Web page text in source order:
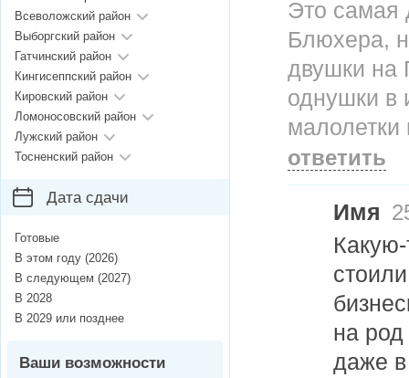
Это самая
Блюхера,
двушки на
однушки в
малолетки
ответить
Имя
на род
даже в
Всеволожский район
Выборгский район
Гатчинский район
Кингисеппский район
Кировский район
Ломоносовский район
Лужский район
Тосненский район
Дата сдачи
Готовые
В этом году (2026)
В следующем (2027)
В 2028
В 2029 или позднее
Ваши возможности